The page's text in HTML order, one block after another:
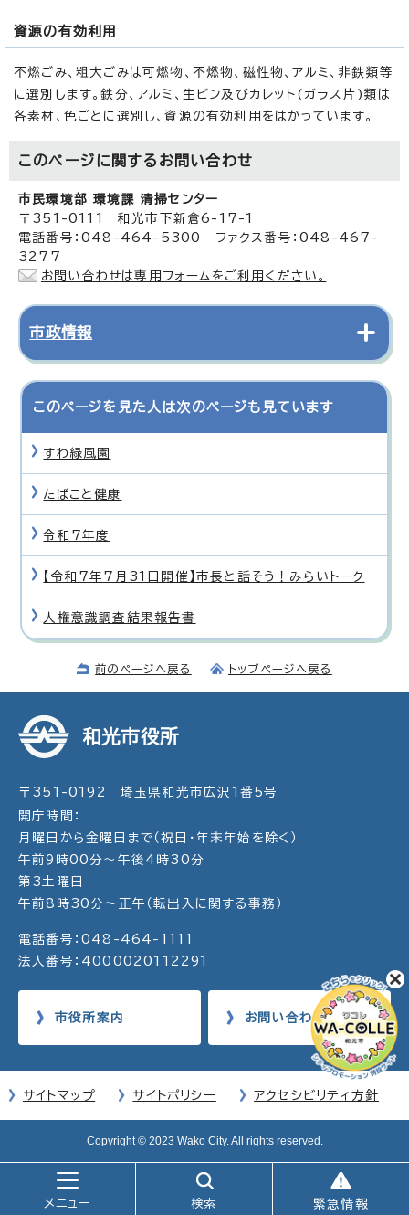
資源の有効利用
不燃ごみ、粗大ごみは可燃物、不燃物、磁性物、アルミ、非鉄類等
に選別します。鉄分、アルミ、生ビン及びカレット(ガラス片)類は
各素材、色ごとに選別し、資源の有効利用をはかっています。
このページに関する お問い合わせ
市民環境部 環境課 清掃センター
〒351-0111 和光市下新倉6-17-1
電話番号：048-464-5300 ファクス番号：048-467-
3277
お問い合わせは専用フォームをご利用ください。
市政情報
このページを見た人は次のページも見ています
すわ緑風園
たばこと健康
令和7年度
【令和7年7月31日開催】市長と話そう！みらいトーク
人権意識調査結果報告書
前のページへ戻る トップページへ戻る
メニュー 検索 緊急情報
和光市役所
〒351-0192 埼玉県和光市広沢1番5号
開庁時間：
月曜日から金曜日まで（祝日・年末年始を除く）
午前9時00分～午後4時30分
第3土曜日
午前8時30分～正午（転出入に関する事務）
電話番号：048-464-1111
法人番号：4000020112291
市役所案内 お問い合わせ
サイトマップ サイトポリシー アクセシビリティ方針
Copyright © 2023 Wako City. All rights reserved.